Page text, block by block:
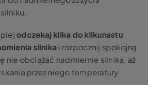
odczekaj kilka do kilkunastu
silnikai rozpocznij spokojną
nie obciążać nadmiernie silnika, aż
przez niego temperatury